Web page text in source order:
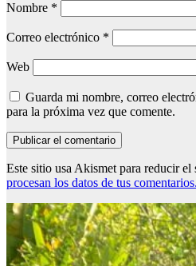
Nombre *
Correo electrónico *
Web
Guarda mi nombre, correo
para la próxima vez que comente.
Este sitio usa Akismet para reducir el
procesan los datos de tus comentarios.